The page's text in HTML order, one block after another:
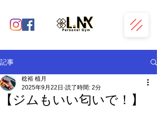
記事
【ジムもいい匂いで！】
稔裕 植月
2025年9月22日 読了時間: 2分